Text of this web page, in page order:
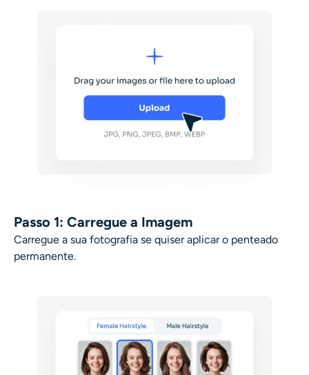
Passo 1: Carregue a Imagem
Carregue a sua fotografia se quiser aplicar o penteado
permanente.